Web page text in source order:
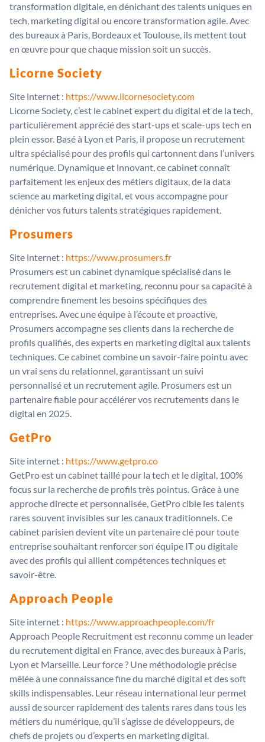
transformation digitale, en dénichant des talents uniques en
tech, marketing digital ou encore transformation agile. Avec
des bureaux à Paris, Bordeaux et Toulouse, ils mettent tout
en œuvre pour que chaque mission soit un succès.
Licorne Society
Site internet : https://www.licornesociety.com
Licorne Society, c’est le cabinet expert du digital et de la tech,
particulièrement apprécié des start-ups et scale-ups tech en
plein essor. Basé à Lyon et Paris, il propose un recrutement
ultra spécialisé pour des profils qui cartonnent dans l’univers
numérique. Dynamique et innovant, ce cabinet connaît
parfaitement les enjeux des métiers digitaux, de la data
science au marketing digital, et vous accompagne pour
dénicher vos futurs talents stratégiques rapidement.
Prosumers
Site internet : https://www.prosumers.fr
Prosumers est un cabinet dynamique spécialisé dans le
recrutement digital et marketing, reconnu pour sa capacité à
comprendre finement les besoins spécifiques des
entreprises. Avec une équipe à l’écoute et proactive,
Prosumers accompagne ses clients dans la recherche de
profils qualifiés, des experts en marketing digital aux talents
techniques. Ce cabinet combine un savoir-faire pointu avec
un vrai sens du relationnel, garantissant un suivi
personnalisé et un recrutement agile. Prosumers est un
partenaire fiable pour accélérer vos recrutements dans le
digital en 2025.
GetPro
Site internet : https://www.getpro.co
GetPro est un cabinet taillé pour la tech et le digital, 100%
focus sur la recherche de profils très pointus. Grâce à une
approche directe et personnalisée, GetPro cible les talents
rares souvent invisibles sur les canaux traditionnels. Ce
cabinet parisien devient vite un partenaire clé pour toute
entreprise souhaitant renforcer son équipe IT ou digitale
avec des profils qui allient compétences techniques et
savoir-être.
Approach People
Site internet : https://www.approachpeople.com/fr
Approach People Recruitment est reconnu comme un leader
du recrutement digital en France, avec des bureaux à Paris,
Lyon et Marseille. Leur force ? Une méthodologie précise
mêlée à une connaissance fine du marché digital et des soft
skills indispensables. Leur réseau international leur permet
aussi de sourcer rapidement des talents rares dans tous les
métiers du numérique, qu’il s’agisse de développeurs, de
chefs de projets ou d’experts en marketing digital.